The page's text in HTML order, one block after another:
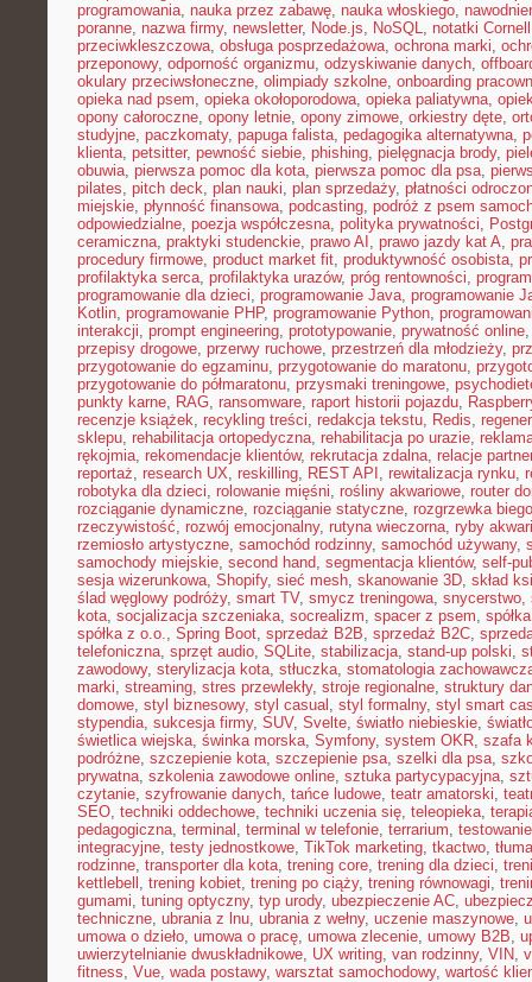
programowania, nauka przez zabawę, nauka włoskiego,
poranne, nazwa firmy, newsletter, Node.js, NoSQL, notatki Cornell
przeciwkleszczowa, obsługa posprzedażowa, ochrona marki,
przeponowy, odporność organizmu, odzyskiwanie danych,
okulary przeciwsłoneczne, olimpiady szkolne, onboarding
opieka nad psem, opieka okołoporodowa, opieka paliatywna,
opony całoroczne, opony letnie, opony zimowe, orkiestry dęte,
studyjne, paczkomaty, papuga falista, pedagogika alternatywna,
klienta, petsitter, pewność siebie, phishing, pielęgnacja brody,
obuwia, pierwsza pomoc dla kota, pierwsza pomoc dla psa,
pilates, pitch deck, plan nauki, plan sprzedaży, płatności
miejskie, płynność finansowa, podcasting, podróż z psem
odpowiedzialne, poezja współczesna, polityka prywatności,
ceramiczna, praktyki studenckie, prawo AI , prawo jazdy kat A,
procedury firmowe, product market fit, produktywność osobista,
profilaktyka serca, profilaktyka urazów, próg rentowności,
programowanie dla dzieci, programowanie Java, programowanie
Kotlin, programowanie PHP, programowanie Python,
interakcji, prompt engineering, prototypowanie, prywatność online
przepisy drogowe, przerwy ruchowe, przestrzeń dla młodzieży,
przygotowanie do egzaminu, przygotowanie do maratonu,
przygotowanie do półmaratonu, przysmaki treningowe,
punkty karne, RAG, ransomware, raport historii pojazdu,
recenzje książek, recykling treści, redakcja tekstu, Redis,
sklepu, rehabilitacja ortopedyczna, rehabilitacja po urazie,
rękojmia, rekomendacje klientów, rekrutacja zdalna, relacje
reportaż, research UX, reskilling, REST API , rewitalizacja rynku,
robotyka dla dzieci, rolowanie mięśni, rośliny akwariowe, router
rozciąganie dynamiczne, rozciąganie statyczne, rozgrzewka
rzeczywistość, rozwój emocjonalny, rutyna wieczorna, ryby
rzemiosło artystyczne, samochód rodzinny, samochód używany,
samochody miejskie, second hand, segmentacja klientów, self-
sesja wizerunkowa, Shopify, sieć mesh, skanowanie 3D, skład
ślad węglowy podróży, smart TV, smycz treningowa, snycerstwo,
kota, socjalizacja szczeniaka, socrealizm, spacer z psem,
spółka z o.o., Spring Boot, sprzedaż B2B, sprzedaż B2C,
telefoniczna, sprzęt audio, SQLite, stabilizacja, stand-up polski,
zawodowy, sterylizacja kota, stłuczka, stomatologia
marki, streaming, stres przewlekły, stroje regionalne, struktury
domowe, styl biznesowy, styl casual , styl formalny, styl smart
stypendia, sukcesja firmy, SUV, Svelte, światło niebieskie,
świetlica wiejska, świnka morska, Symfony, system OKR, szafa
podróżne, szczepienie kota, szczepienie psa, szelki dla psa,
prywatna, szkolenia zawodowe online, sztuka partycypacyjna,
czytanie, szyfrowanie danych, tańce ludowe, teatr amatorski,
SEO, techniki oddechowe, techniki uczenia się, teleopieka,
pedagogiczna, terminal , terminal w telefonie, terrarium,
integracyjne, testy jednostkowe, TikTok marketing, tkactwo,
rodzinne, transporter dla kota, trening core, trening dla dzieci,
kettlebell , trening kobiet, trening po ciąży, trening równowagi,
gumami, tuning optyczny, typ urody, ubezpieczenie AC,
techniczne, ubrania z lnu, ubrania z wełny, uczenie maszynowe,
umowa o dzieło, umowa o pracę, umowa zlecenie, umowy B2B,
uwierzytelnianie dwuskładnikowe, UX writing, van rodzinny, VIN,
fitness, Vue, wada postawy, warsztat samochodowy, wartość